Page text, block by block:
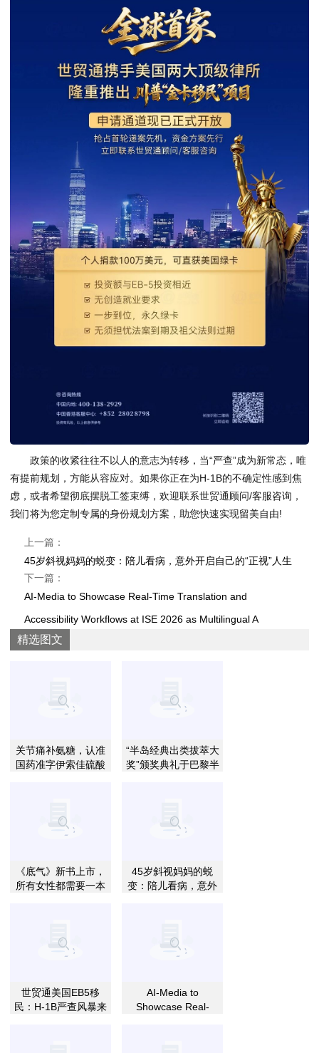
政策的收紧往往不以人的意志为转移，当“严查”成为新常态，唯
有提前规划，方能从容应对。如果你正在为H-1B的不确定性感到焦
虑，或者希望彻底摆脱工签束缚，欢迎联系世贸通顾问/客服咨询，
我们将为您定制专属的身份规划方案，助您快速实现留美自由!
上一篇：
45岁斜视妈妈的蜕变：陪儿看病，意外开启自己的“正视”人生
下一篇：
AI-Media to Showcase Real-Time Translation and
Accessibility Workflows at ISE 2026 as Multilingual A
精选图文
关节痛补氨糖，认准
国药准字伊索佳硫酸
“半岛经典出类拔萃大
奖”颁奖典礼于巴黎半
《底气》新书上市，
所有女性都需要一本
45岁斜视妈妈的蜕
变：陪儿看病，意外
世贸通美国EB5移
民：H-1B严查风暴来
AI-Media to
Showcase Real-